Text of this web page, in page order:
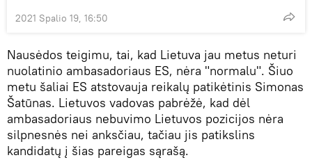
2021 Spalio 19, 16:50
Nausėdos teigimu, tai, kad Lietuva jau metus neturi
nuolatinio ambasadoriaus ES, nėra "normalu". Šiuo
metu šaliai ES atstovauja reikalų patikėtinis Simonas
Šatūnas. Lietuvos vadovas pabrėžė, kad dėl
ambasadoriaus nebuvimo Lietuvos pozicijos nėra
silpnesnės nei anksčiau, tačiau jis patikslins
kandidatų į šias pareigas sąrašą.